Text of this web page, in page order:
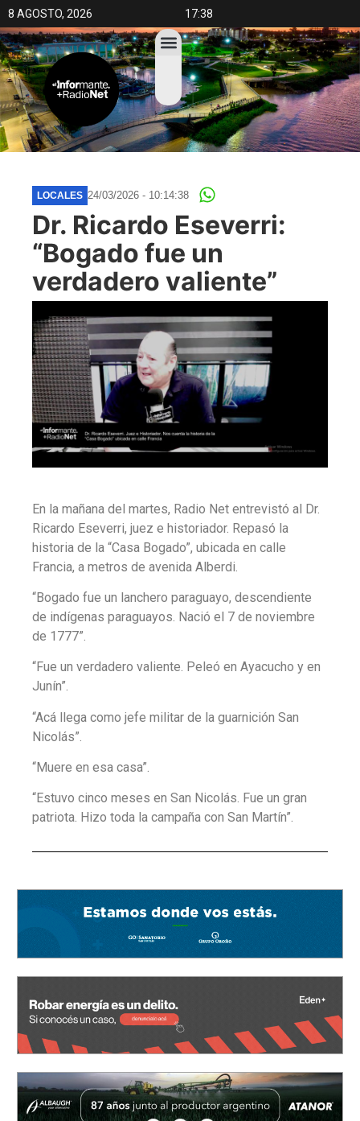
8 AGOSTO, 2026 17:38
LOCALES 24/03/2026 - 10:14:38
Dr. Ricardo Eseverri:
“Bogado fue un
verdadero valiente”
En la mañana del martes, Radio Net entrevistó al Dr.
Ricardo Eseverri, juez e historiador. Repasó la
historia de la “Casa Bogado”, ubicada en calle
Francia, a metros de avenida Alberdi.
“Bogado fue un lanchero paraguayo, descendiente
de indígenas paraguayos. Nació el 7 de noviembre
de 1777”.
“Fue un verdadero valiente. Peleó en Ayacucho y en
Junín”.
“Acá llega como jefe militar de la guarnición San
Nicolás”.
“Muere en esa casa”.
“Estuvo cinco meses en San Nicolás. Fue un gran
patriota. Hizo toda la campaña con San Martín”.